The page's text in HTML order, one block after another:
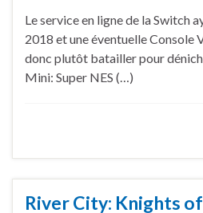
Le service en ligne de la Switch
2018 et une éventuelle Console
donc plutôt batailler pour
Mini: Super NES (…)
River City: Knights